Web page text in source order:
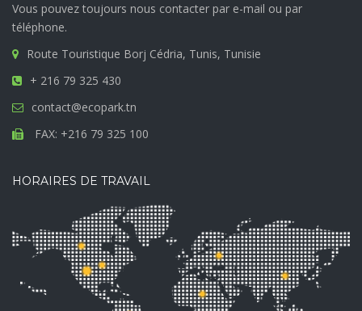
Vous pouvez toujours nous contacter par e-mail ou par
téléphone.
Route Touristique Borj Cédria, Tunis, Tunisie
+ 216 79 325 430
contact@ecopark.tn
FAX: +216 79 325 100
HORAIRES DE TRAVAIL